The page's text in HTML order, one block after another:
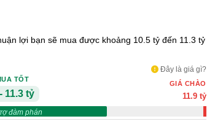
lợi bạn sẽ mua được khoảng 10.5 tỷ đến 11.3 tỷ
Đây là giá gì?
TỐT
11.3 tỷ
đàm phán
GIÁ CHÀO
11.9 tỷ